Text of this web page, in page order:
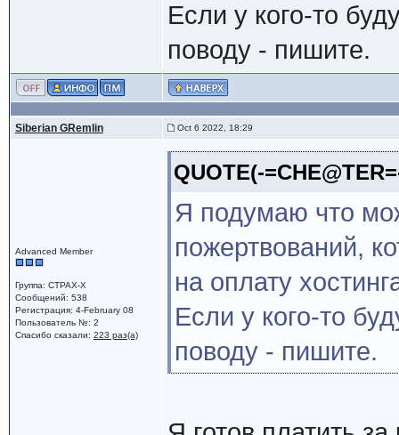
Если у кого-то
поводу - пишите.
Siberian GRemlin Oct 6 2022, 18:29
Advanced Member
Группа: CTPAX-X
Сообщений: 538
Регистрация: 4-February 08
Пользователь №: 2
Спасибо сказали: 223 раз(а)
QUOTE(-
Я подумаю что
пожертвований,
на оплату
Если у кого-то
поводу - пишите.